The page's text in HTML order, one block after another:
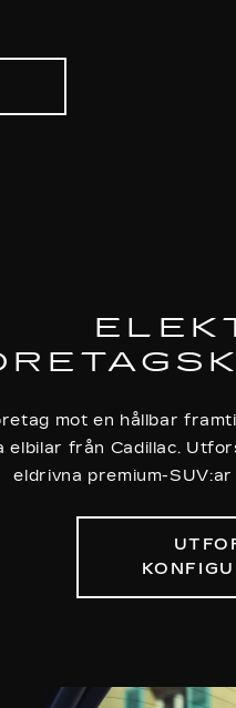
mot en hållbar
elbilar från Cadillac.
eldrivna premium-